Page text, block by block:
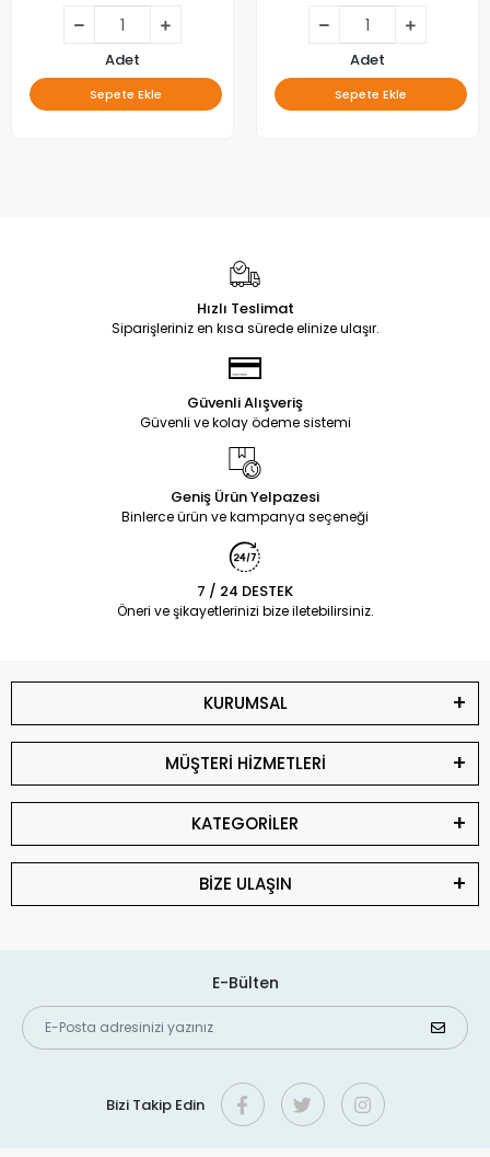
Adet
Sepete Ekle
Adet
Sepete Ekle
Hızlı Teslimat
Siparişleriniz en kısa sürede elinize ulaşır.
Güvenli Alışveriş
Güvenli ve kolay ödeme sistemi
Geniş Ürün Yelpazesi
Binlerce ürün ve kampanya seçeneği
7 / 24 DESTEK
Öneri ve şikayetlerinizi bize iletebilirsiniz.
KURUMSAL
MÜŞTERİ HİZMETLERİ
KATEGORİLER
BİZE ULAŞIN
E-Bülten
Bizi Takip Edin